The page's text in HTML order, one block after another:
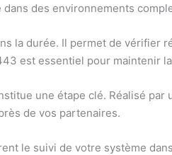
des environnements
la durée. Il permet de
est essentiel pour maintenir
une étape clé. Réalisé
de vos partenaires.
le suivi de votre système